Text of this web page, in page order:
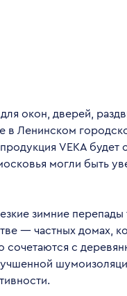
окон, дверей,
в Ленинском
VEKA
могли быть
зимние перепады
— частных домах,
сочетаются с